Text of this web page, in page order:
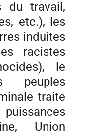
du travail,
etc.), les
induites
racistes
le
peuples
traite
Union